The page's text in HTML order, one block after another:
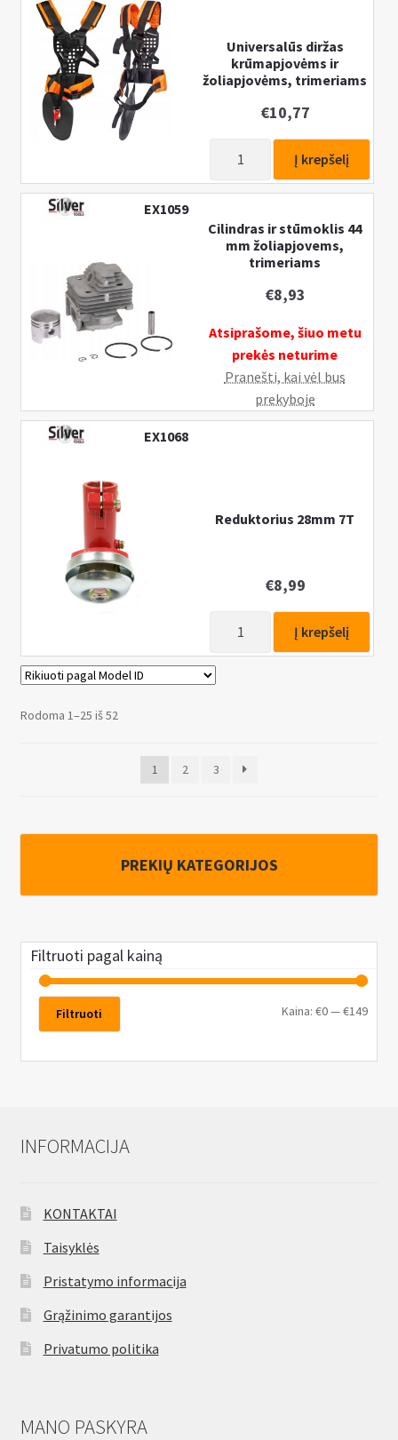
Universalūs diržas
krūmapjovėms ir
žoliapjovėms, trimeriams
€10,77
Universalūs
krūmapjovėms
trimeriams
Į krepšelį
EX1059
Cilindras ir stūmoklis 44
mm žoliapjovems,
trimeriams
€8,93
Atsiprašome, šiuo metu
prekės neturime
Pranešti, kai vėl bus
prekyboje
EX1068
Reduktorius 28mm 7T
€8,99
Reduktorius
28mm
Į krepšelį
Rodoma 1–25 iš 52
1 2 3
PREKIŲ KATEGORIJOS
Filtruoti pagal kainą
Filtruoti Kaina:€0—€149
INFORMACIJA
KONTAKTAI
Taisyklės
Pristatymo informacija
Grąžinimo garantijos
Privatumo politika
MANO PASKYRA